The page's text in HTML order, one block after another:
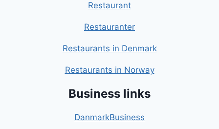
Restaurant
Restauranter
Restaurants in Denmark
Restaurants in Norway
Business links
DanmarkBusiness